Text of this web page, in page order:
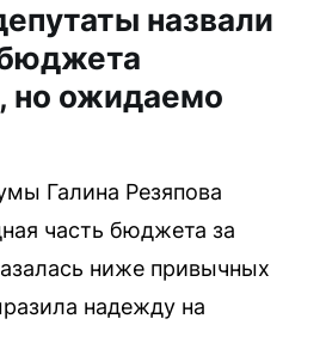
назвали
но ожидаемо
Галина Резяпова
часть бюджета за
ниже привычных
надежду на